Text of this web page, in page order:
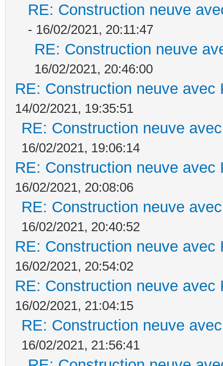
RE: Construction neuve
- 16/02/2021, 20:11:47
RE: Construction neuve
16/02/2021, 20:46:00
RE: Construction neuve avec
14/02/2021, 19:35:51
RE: Construction neuve
16/02/2021, 19:06:14
RE: Construction neuve avec
16/02/2021, 20:08:06
RE: Construction neuve
16/02/2021, 20:40:52
RE: Construction neuve avec
16/02/2021, 20:54:02
RE: Construction neuve avec
16/02/2021, 21:04:15
RE: Construction neuve
16/02/2021, 21:56:41